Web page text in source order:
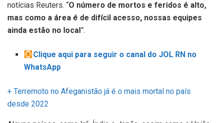
notícias Reuters. “O número de mortos e feridos é alto,
mas como a área é de difícil acesso, nossas equipes
ainda estão no local ”.
Clique aqui para seguir o canal do JOL RN no
WhatsApp
+ Terremoto no Afeganistão já é o mais mortal no país
desde 2022